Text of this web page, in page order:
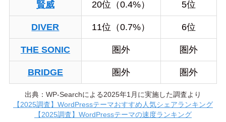
賢威 20位（0.4%） 5位
DIVER 11位（0.7%） 6位
THE SONIC 圏外 圏外
BRIDGE 圏外 圏外
出典：WP-Searchによる2025年1月に実施した調査より
【2025調査】WordPressテーマおすすめ人気シェアランキング
【2025調査】WordPressテーマの速度ランキング